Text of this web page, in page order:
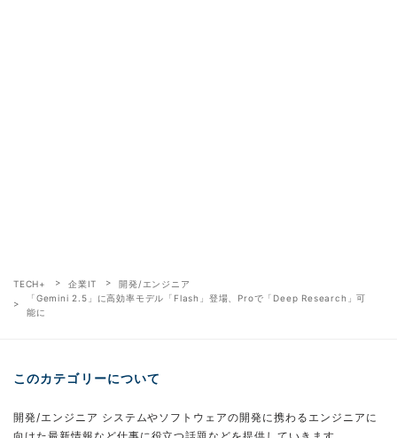
TECH+ 企業IT
開発/エンジニア
「Gemini 2.5」に高効率モデル「Flash」登場、Proで「Deep Research」可
能に
このカテゴリーについて
開発/エンジニア システムやソフトウェアの開発に携わるエンジニアに